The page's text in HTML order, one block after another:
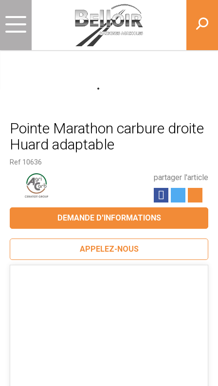
Pointe Marathon carbure droite
Huard adaptable
Ref 10636
partager l'article
DEMANDE D'INFORMATIONS
APPELEZ-NOUS